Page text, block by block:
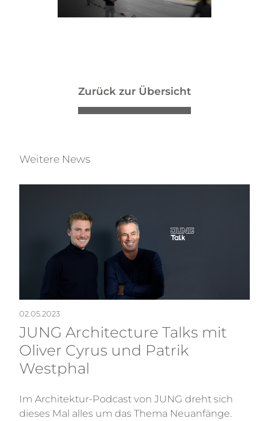
Zurück zur Übersicht
Weitere News
02.05.2023
JUNG Architecture Talks mit
Oliver Cyrus und Patrik
Westphal
Im Architektur-Podcast von JUNG dreht sich
dieses Mal alles um das Thema Neuanfänge.